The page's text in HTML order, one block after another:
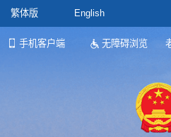
繁体版 English
手机客户端 无障碍浏览